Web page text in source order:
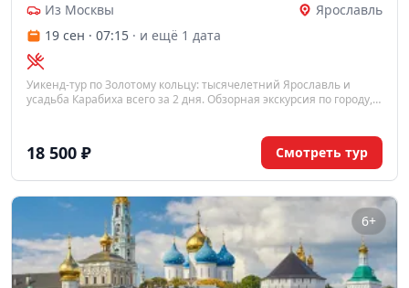
Из Москвы
Ярославль
19 сен · 07:15 · и ещё 1 дата
Уикенд-тур по Золотому кольцу: тысячелетний Ярославль и
усадьба Карабиха всего за 2 дня. Обзорная экскурсия по городу,
18 500 ₽ Смотреть тур
6+